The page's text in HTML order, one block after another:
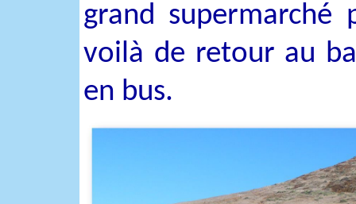
grand supermarché
voilà de retour au
en bus.